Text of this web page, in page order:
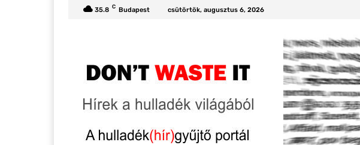
35.8 C Budapest csütörtök, augusztus 6, 2026